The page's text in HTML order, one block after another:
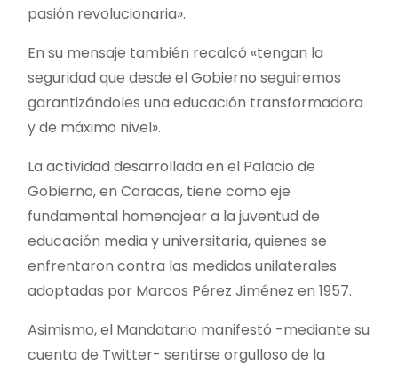
pasión revolucionaria».
En su mensaje también recalcó «tengan la
seguridad que desde el Gobierno seguiremos
garantizándoles una educación transformadora
y de máximo nivel».
La actividad desarrollada en el Palacio de
Gobierno, en Caracas, tiene como eje
fundamental homenajear a la juventud de
educación media y universitaria, quienes se
enfrentaron contra las medidas unilaterales
adoptadas por Marcos Pérez Jiménez en 1957.
Asimismo, el Mandatario manifestó -mediante su
cuenta de Twitter- sentirse orgulloso de la